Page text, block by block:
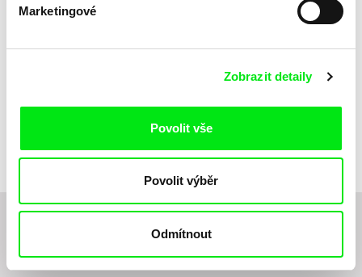
Marketingové
Zobrazit detaily
Povolit vše
Povolit výběr
Odmítnout
Chcete být pravidelně informováni o novinkách v
junior programu?